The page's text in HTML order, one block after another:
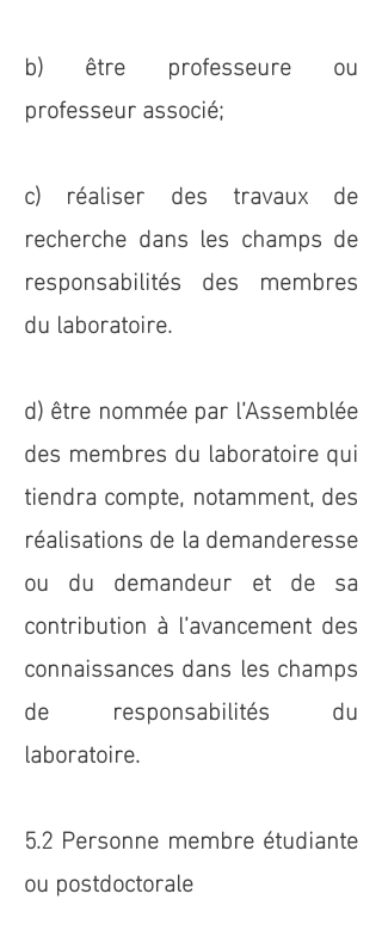
b) être professeure ou
professeur associé;
c) réaliser des travaux de
recherche dans les champs de
responsabilités des membres
du laboratoire.
d) être nommée par l’Assemblée
des membres du laboratoire qui
tiendra compte, notamment, des
réalisations de la demanderesse
ou du demandeur et de sa
contribution à l’avancement des
connaissances dans les champs
de responsabilités du
laboratoire.
5.2 Personne membre étudiante
ou postdoctorale